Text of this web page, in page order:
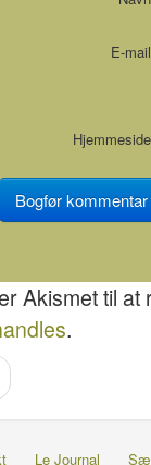
E-mail
Hjemmeside
Akismet til at
.
Le Journal